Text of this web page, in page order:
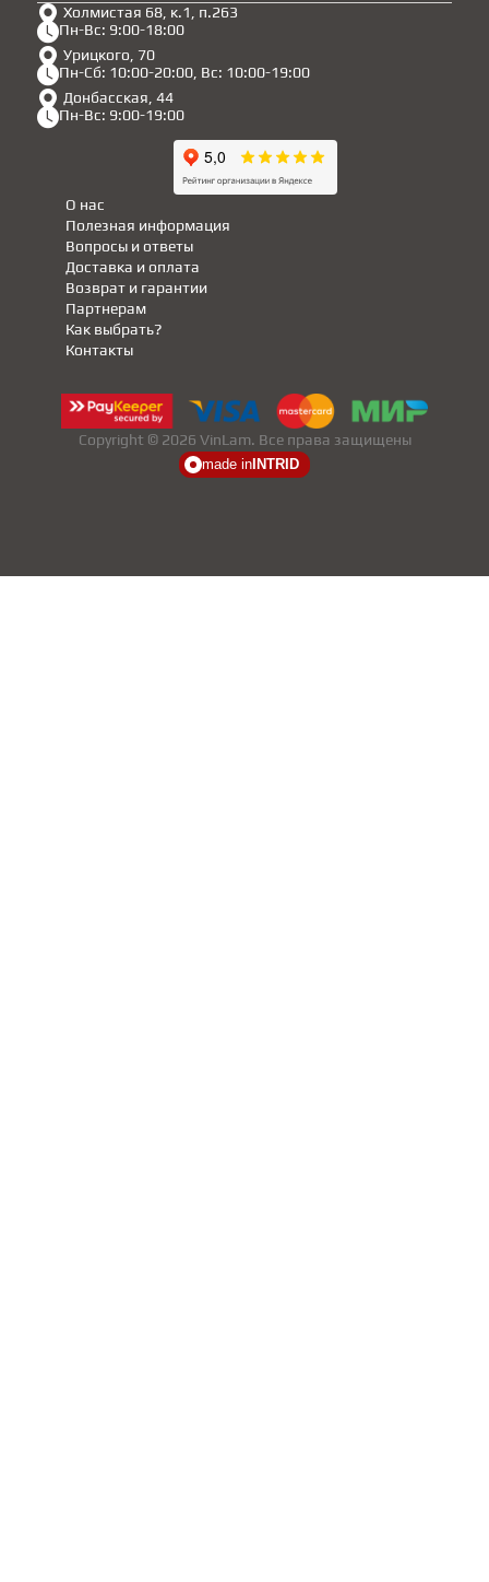
Холмистая 68, к.1, п.263
Пн-Вс: 9:00-18:00
Урицкого, 70
Пн-Сб: 10:00-20:00, Вс: 10:00-19:00
Донбасская, 44
Пн-Вс: 9:00-19:00
Полезная информация
Партнерам
Вопросы и ответы
Доставка и оплата
Возврат и гарантии
Как выбрать?
О нас
Контакты
Copyright © 2026 VinLam. Все права защищены
made in INTRID